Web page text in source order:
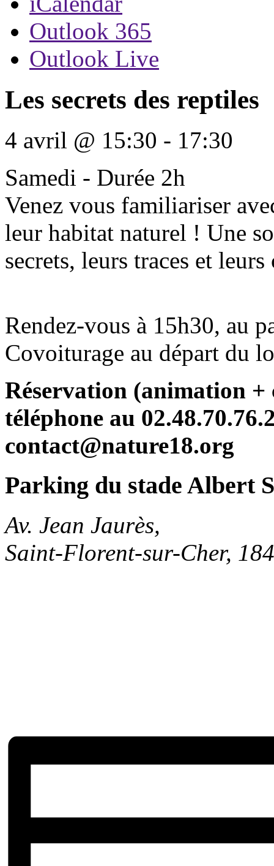
Outlook 365
Outlook Live
Les secrets des reptiles
4 avril @ 15:30 - 17:30
Samedi - Durée 2h
Venez vous familiariser
leur habitat naturel ! Une
secrets, leurs traces et
Rendez-vous à 15h30, au
Covoiturage au départ du
Réservation (animation
téléphone au
contact@nature18.org
Parking du stade Albert
Av. Jean Jaurès,
Saint-Florent-sur-Cher,